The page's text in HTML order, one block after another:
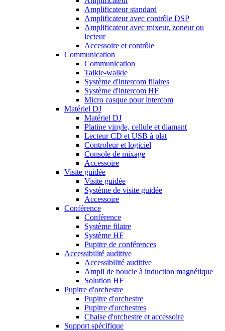
Amplificateur standard
Amplificateur avec contrôle DSP
Amplificateur avec mixeur, zoneur ou
lecteur
Accessoire et contrôle
Communication
Communication
Talkie-walkie
Système d'intercom filaires
Système d'intercom HF
Micro casque pour intercom
Matériel DJ
Matériel DJ
Platine vinyle, cellule et diamant
Lecteur CD et USB à plat
Controleur et logiciel
Console de mixage
Accessoire
Visite guidée
Visite guidée
Système de visite guidée
Accessoire
Conférence
Conférence
Système filaire
Système HF
Pupitre de conférences
Accessibilité auditive
Accessibilité auditive
Ampli de boucle à induction magnétique
Solution HF
Pupitre d'orchestre
Pupitre d'orchestre
Pupitre d'orchestres
Chaise d'orchestre et accessoire
Support spécifique